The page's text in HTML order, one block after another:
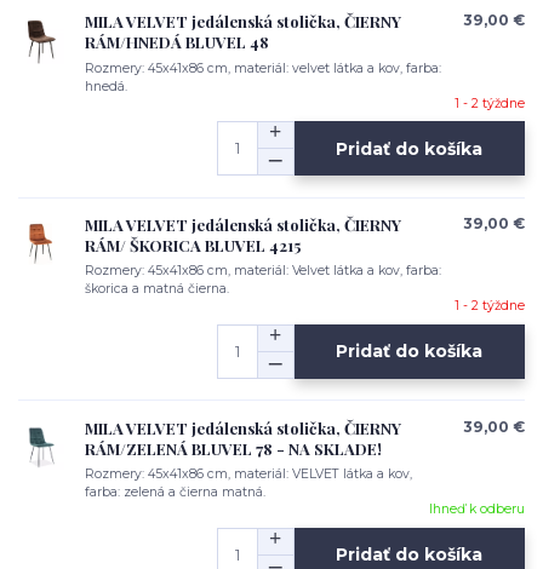
MILA VELVET jedálenská stolička, ČIERNY
RÁM/HNEDÁ BLUVEL 48
Rozmery: 45x41x86 cm, materiál: velvet látka a kov, farba:
hnedá.
39,00 €
1 - 2 týždne
Pridať do košíka
MILA VELVET jedálenská stolička, ČIERNY
RÁM/ ŠKORICA BLUVEL 4215
Rozmery: 45x41x86 cm, materiál: Velvet látka a kov, farba:
škorica a matná čierna.
39,00 €
1 - 2 týždne
Pridať do košíka
MILA VELVET jedálenská stolička, ČIERNY
RÁM/ZELENÁ BLUVEL 78 - NA SKLADE!
Rozmery: 45x41x86 cm, materiál: VELVET látka a kov,
farba: zelená a čierna matná.
39,00 €
Ihneď k odberu
Pridať do košíka